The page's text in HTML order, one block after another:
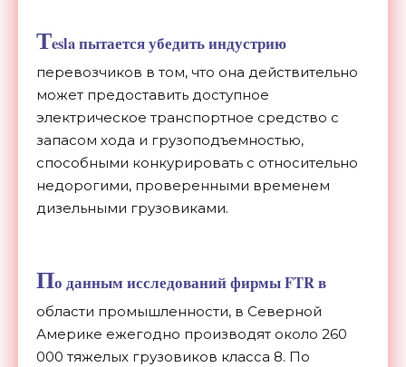
Tesla пытается убедить индустрию
перевозчиков в том, что она действительно
может предоставить доступное
электрическое транспортное средство с
запасом хода и грузоподъемностью,
способными конкурировать с относительно
недорогими, проверенными временем
дизельными грузовиками.
По данным исследований фирмы FTR в
области промышленности, в Северной
Америке ежегодно производят около 260
000 тяжелых грузовиков класса 8. По